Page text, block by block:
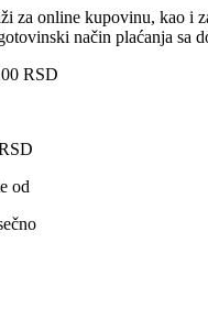
za online kupovinu, kao i
način plaćanja sa
RSD
od